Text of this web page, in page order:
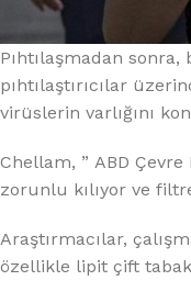
Pıhtılaşmadan
pıhtılaştırıcılar
virüslerin varlığını
Chellam, ” ABD
zorunlu kılıyor ve
Araştırmacılar,
özellikle lipit çift